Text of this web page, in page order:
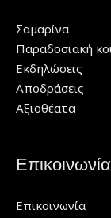
Σαμαρίνα
Παραδοσιακή
Εκδηλώσεις
Αποδράσεις
Αξιοθέατα
Επικοινωνία
Επικοινωνία